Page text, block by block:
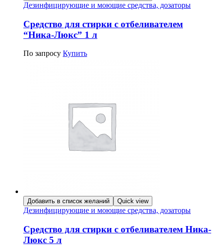
Дезинфицирующие и моющие средства, дозаторы
Средство для стирки с отбеливателем
“Ника-Люкс” 1 л
По запросу Купить
Добавить в список желаний Quick view
Дезинфицирующие и моющие средства, дозаторы
Средство для стирки с отбеливателем Ника-
Люкс 5 л